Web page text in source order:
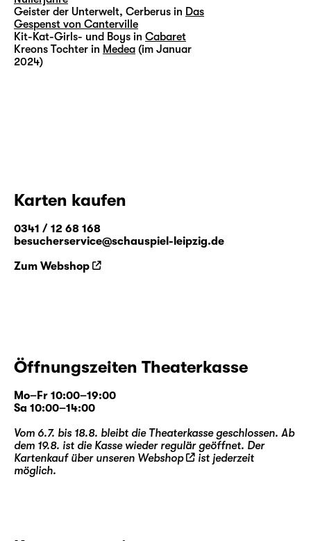
Geister der Unterwelt, Cerberus in Das
Gespenst von Canterville
Kit-Kat-Girls- und Boys in Cabaret
Kreons Tochter in Medea (im Januar
2024)
Karten kaufen
0341 / 12 68 168
besucherservice@schauspiel-leipzig.de
Zum Webshop
Öffnungszeiten Theaterkasse
Mo–Fr 10:00–19:00
Sa 10:00–14:00
Vom 6.7. bis 18.8. bleibt die Theaterkasse geschlossen. Ab
dem 19.8. ist die Kasse wieder regulär geöffnet. Der
Kartenkauf über unseren Webshop
ist jederzeit
möglich.